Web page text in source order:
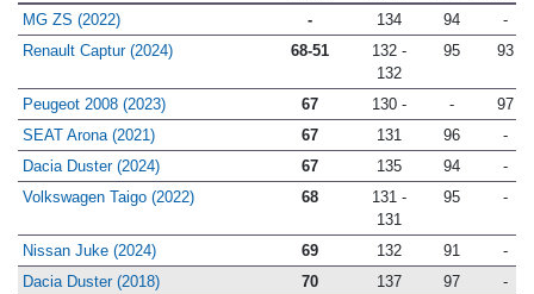
MG ZS (2022) - 134 94
-
Renault Captur (2024)
68-51
132 -
132
95 93
Peugeot 2008 (2023) 67 130 - -
97
SEAT Arona (2021)
67 131 96
-
Dacia Duster (2024)
67 135 94
-
Volkswagen Taigo (2022)
68
131 -
131
95 -
Nissan Juke (2024) 69 132 91
-
Dacia Duster (2018)
70 137 97
-